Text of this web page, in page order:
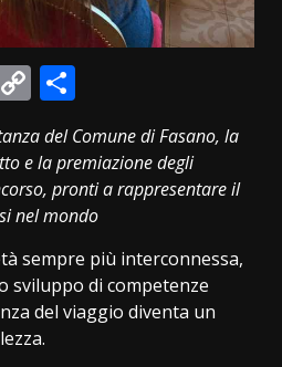
Copy
Link
del Comune di Fasano, la
e la premiazione degli
pronti a rappresentare il
nel mondo
sempre più interconnessa,
sviluppo di competenze
del viaggio diventa un